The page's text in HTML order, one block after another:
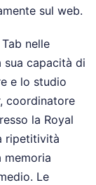
sul web.
nelle
capacità di
e lo studio
coordinatore
la Royal
ripetitività
Le